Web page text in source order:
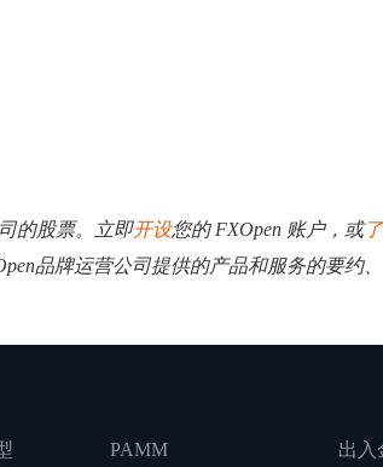
的股票。立即开设您的 FXOpen 账户，或
品牌运营公司提供的产品和服务的要约
PAMM 出入